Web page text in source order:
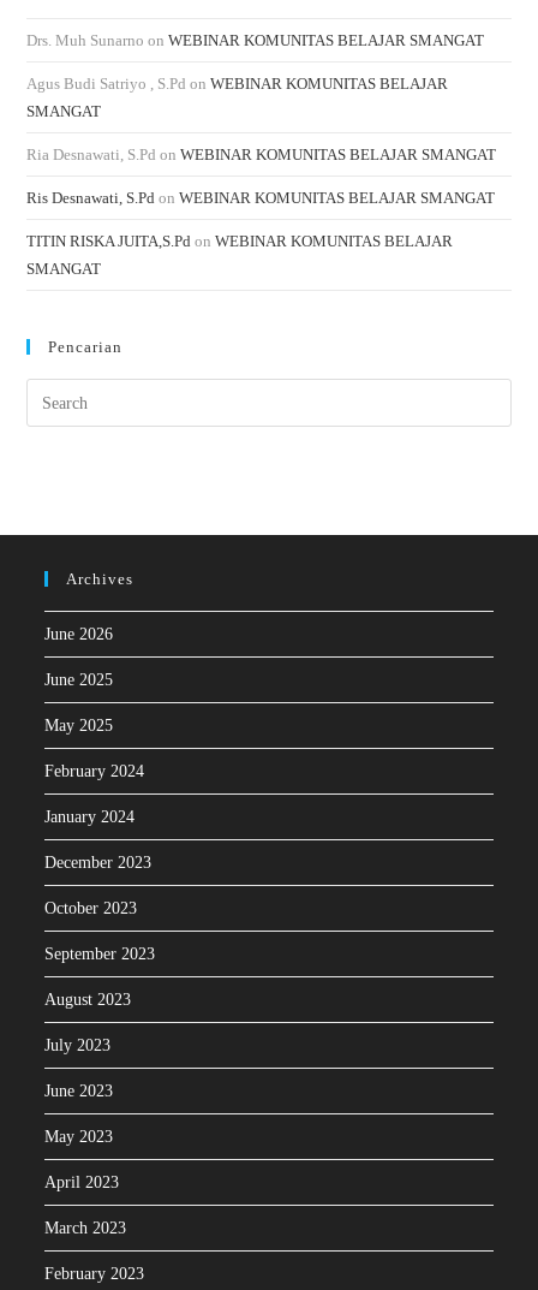
Drs. Muh Sunarno onWEBINAR KOMUNITAS BELAJAR SMANGAT
Agus Budi Satriyo , S.Pd onWEBINAR KOMUNITAS BELAJAR
SMANGAT
Ria Desnawati, S.Pd onWEBINAR KOMUNITAS BELAJAR SMANGAT
Ris Desnawati, S.Pd onWEBINAR KOMUNITAS BELAJAR SMANGAT
TITIN RISKA JUITA,S.Pd onWEBINAR KOMUNITAS BELAJAR
SMANGAT
Pencarian
Archives
June 2026
June 2025
May 2025
February 2024
January 2024
December 2023
October 2023
September 2023
August 2023
July 2023
June 2023
May 2023
April 2023
March 2023
February 2023